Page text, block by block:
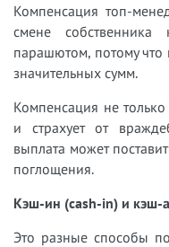
Компенсация топ-
смене собственника
парашютом, потому что
значительных сумм.
Компенсация не
и страхует от
выплата может
поглощения.
Кэш-ин (cash-in) и кэш-
Это разные способы